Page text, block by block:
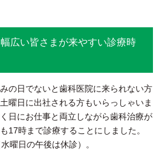
広い皆さまが来やすい診療時
の日でないと歯科医院に来られない方
曜日に出社される方もいらっしゃいま
日にお仕事と両立しながら歯科治療が
17時まで診療することにしました。
曜日の午後は休診）。